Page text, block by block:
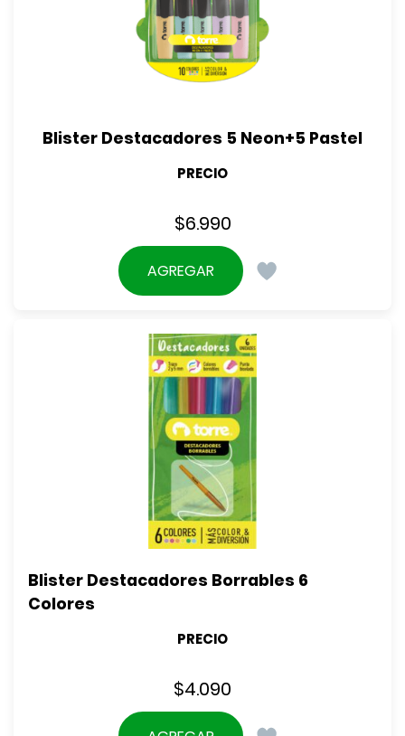
Blister Destacadores 5 Neon+5 Pastel
PRECIO
$6.990
AGREGAR
Blister Destacadores Borrables 6
Colores
PRECIO
$4.090